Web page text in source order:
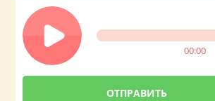
00:00
ОТПРАВИТЬ